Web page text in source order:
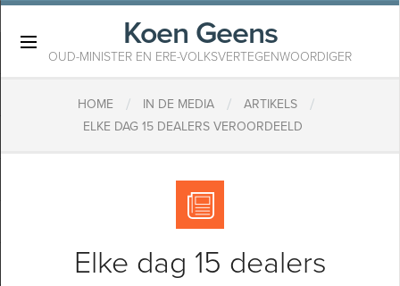
Koen Geens
OUD-MINISTER EN ERE-VOLKSVERTEGENWOORDIGER
HOME / IN DE MEDIA / ARTIKELS /
ELKE DAG 15 DEALERS VEROORDEELD
Elke dag 15 dealers